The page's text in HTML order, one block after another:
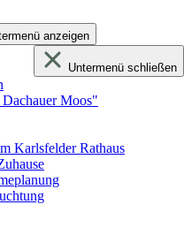
anzeigen
Untermenü schließen
Moos"
Karlsfelder Rathaus